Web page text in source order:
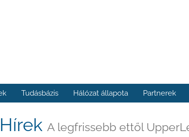
Tudásbázis Hálózat állapota Partnerek
Hírek A legfrissebb ettől